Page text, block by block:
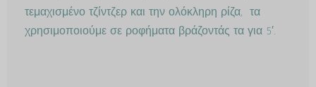
τεμαχισμένο τζίντζερ και την ολόκληρη ρίζα, τα
χρησιμοποιούμε σε ροφήματα βράζοντάς τα για 5′.